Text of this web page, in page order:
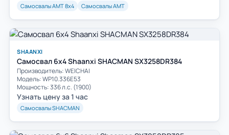
Самосвалы АМТ 8х4 Самосвалы АМТ
SHAANXI
Самосвал 6x4 Shaanxi SHACMAN SX3258DR384
Производитель: WEICHAI
Модель: WP10.336E53
Мощность: 336 л.с. (1900)
Узнать цену за 1 час
Самосвалы SHACMAN